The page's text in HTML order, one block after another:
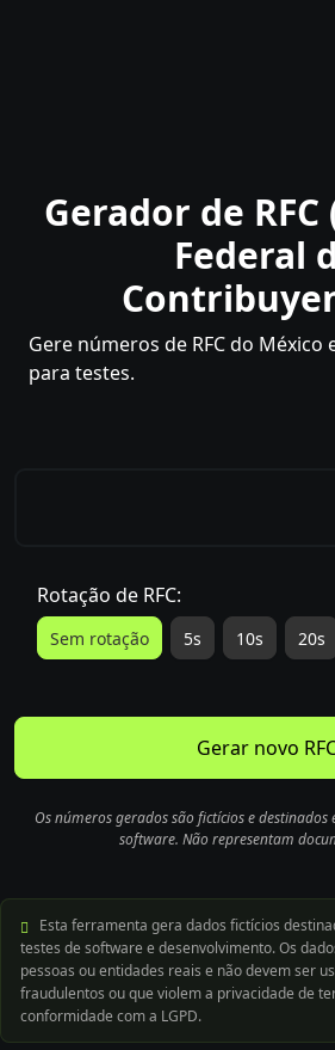
Gerador de
Federal
Gere números de RFC do
para testes.
Rotação de RFC:
Sem rotação 5s 10s 20s
Gerar novo
Os números gerados são fictícios e destinados
software. Não representam
Esta ferramenta gera dados fictícios
testes de software e desenvolvimento. Os
pessoas ou entidades reais e não devem ser
fraudulentos ou que violem a privacidade de
conformidade com a LGPD.